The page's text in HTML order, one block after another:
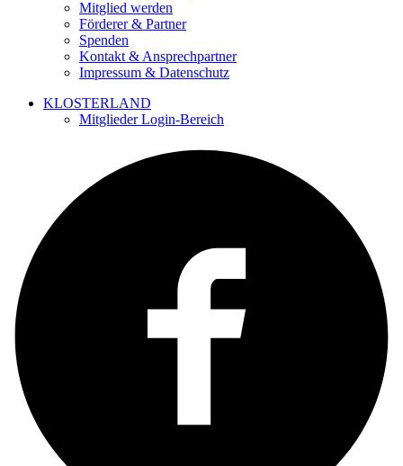
Mitglied werden
Förderer & Partner
Spenden
Kontakt & Ansprechpartner
Impressum & Datenschutz
KLOSTERLAND
Mitglieder Login-Bereich